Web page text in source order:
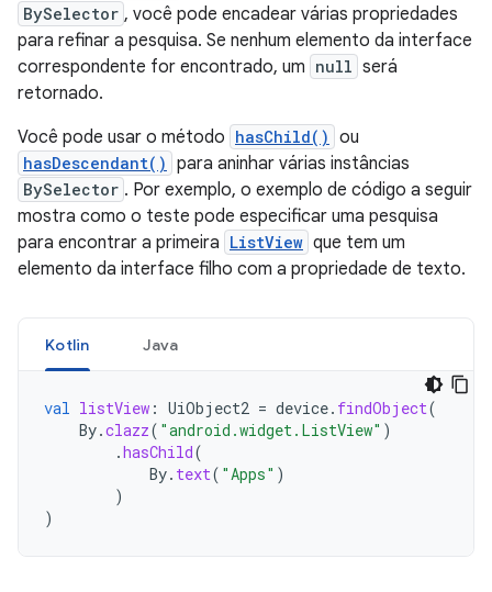
BySelector , você pode encadear várias propriedades
para refinar a pesquisa. Se nenhum elemento da interface
correspondente for encontrado, um null será
retornado.
Você pode usar o método hasChild() ou
hasDescendant() para aninhar várias instâncias
BySelector . Por exemplo, o exemplo de código a seguir
mostra como o teste pode especificar uma pesquisa
para encontrar a primeira ListView que tem um
elemento da interface filho com a propriedade de texto.
Kotlin Java
val listView : UiObject2 = device. findObject(
By.clazz( "android.widget.ListView" )
.hasChild(
By. text( "Apps" )
)
)